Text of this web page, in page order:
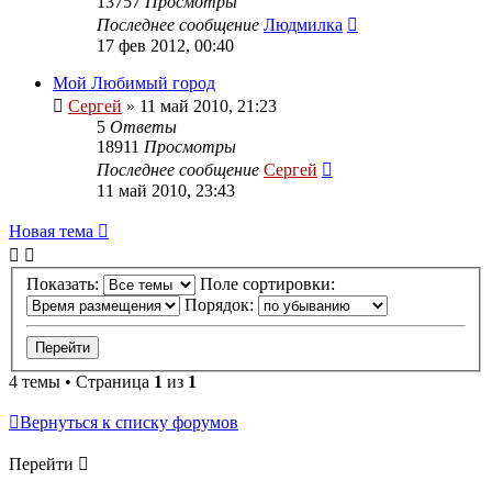
Последнее сообщение Людмилка
17 фев 2012, 00:40
Мой Любимый город
Сергей » 11 май 2010, 21:23
5 Ответы
18911 Просмотры
Последнее сообщение Сергей
11 май 2010, 23:43
Новая тема
Показать:
Поле сортировки:
Порядок:
4 темы • Страница 1 из 1
Вернуться к списку форумов
Перейти